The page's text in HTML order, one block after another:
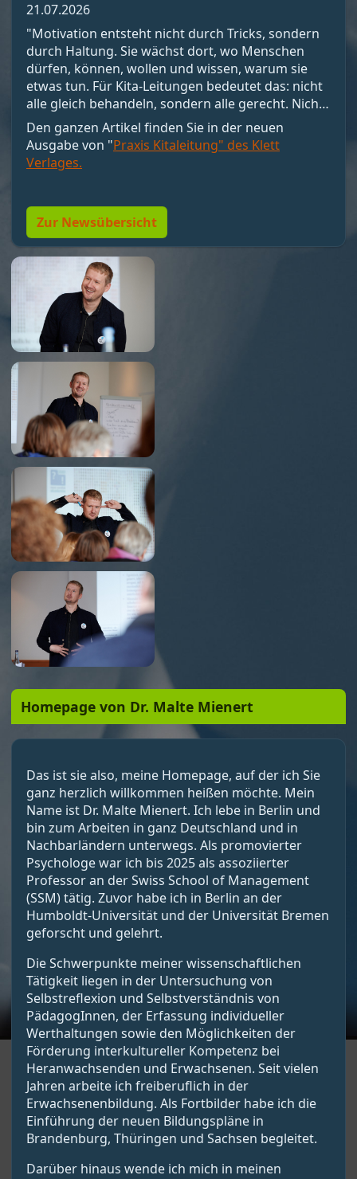
21.07.2026
"Motivation entsteht nicht durch Tricks, sondern
durch Haltung. Sie wächst dort, wo Menschen
dürfen, können, wollen und wissen, warum sie
etwas tun. Für Kita-Leitungen bedeutet das: nicht
alle gleich behandeln, sondern alle gerecht. Nicht
motivieren, sondern Bedingungen schaffen, unter
denen Motivation entstehen kann. Nicht loben,
sondern Resonanz geben. Und vor allem:
Menschen so führen, dass sie wollen dürfen."
Den ganzen Artikel finden Sie in der neuen
Ausgabe von "Praxis Kitaleitung" des Klett
Verlages.
Zur Newsübersicht
Homepage von Dr. Malte Mienert
Das ist sie also, meine Homepage, auf der ich Sie
ganz herzlich willkommen heißen möchte. Mein
Name ist Dr. Malte Mienert. Ich lebe in Berlin und
bin zum Arbeiten in ganz Deutschland und in
Nachbarländern unterwegs. Als promovierter
Psychologe war ich bis 2025 als assoziierter
Professor an der Swiss School of Management
(SSM) tätig. Zuvor habe ich in Berlin an der
Humboldt-Universität und der Universität Bremen
geforscht und gelehrt.
Die Schwerpunkte meiner wissenschaftlichen
Tätigkeit liegen in der Untersuchung von
Selbstreflexion und Selbstverständnis von
PädagogInnen, der Erfassung individueller
Werthaltungen sowie den Möglichkeiten der
Förderung interkultureller Kompetenz bei
Heranwachsenden und Erwachsenen. Seit vielen
Jahren arbeite ich freiberuflich in der
Erwachsenenbildung. Als Fortbilder habe ich die
Einführung der neuen Bildungspläne in
Brandenburg, Thüringen und Sachsen begleitet.
Darüber hinaus wende ich mich in meinen